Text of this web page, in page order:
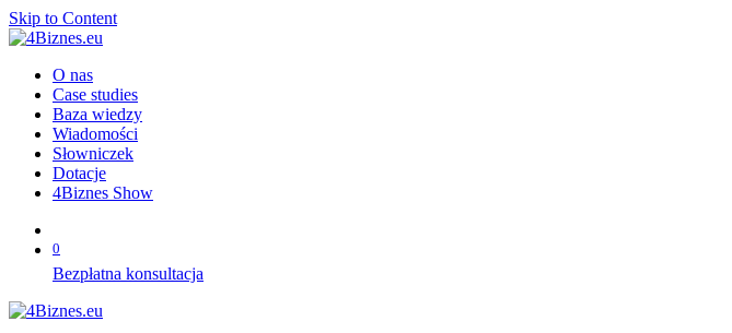
Skip to Content
O nas
Case studies
Baza wiedzy
Wiadomości
Słowniczek
Dotacje
4Biznes Show
0
Bezpłatna konsultacja